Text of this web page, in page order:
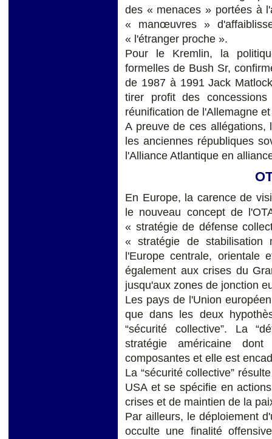
des « menaces » portées à
« manœuvres »
« l'étranger proche ».
Pour le Kremlin, la
formelles de Bush Sr,
de 1987 à 1991 Jack
tirer profit des
réunification de l'Allemagne
A preuve de ces allégations,
les anciennes républiques
l'Alliance Atlantique en
En Europe, la carence de
le nouveau concept de
« stratégie de défense
« stratégie de stabilisation
l'Europe centrale, orientale
également aux crises du
jusqu'aux zones de jonction
Les pays de l'Union
que dans les deux
“sécurité collective”. La
stratégie américaine
composantes et elle est
La “sécurité collective”
USA et se spécifie en
crises et de maintien de la
Par ailleurs, le déploiement
occulte une finalité